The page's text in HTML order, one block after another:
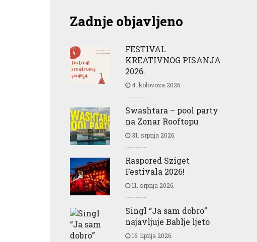
Zadnje objavljeno
FESTIVAL
KREATIVNOG PISANJA
2026.
4. kolovoza 2026.
Swashtara – pool party
na Zonar Rooftopu
31. srpnja 2026.
Raspored Sziget
Festivala 2026!
11. srpnja 2026.
Singl “Ja sam dobro”
najavljuje Bablje ljeto
16. lipnja 2026.